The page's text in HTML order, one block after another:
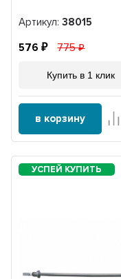
Артикул:38015
576 775
Купить в 1 клик
в корзину